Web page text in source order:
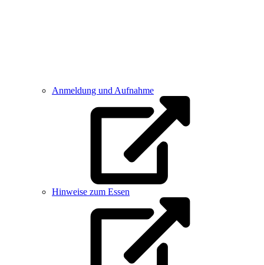
Anmeldung und Aufnahme
Hinweise zum Essen